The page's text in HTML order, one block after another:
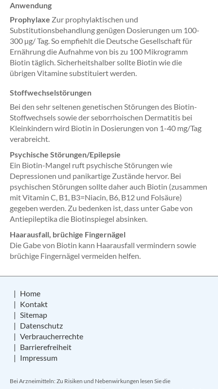
Anwendung
Prophylaxe Zur prophylaktischen und
Substitutionsbehandlung genügen Dosierungen um 100-
300 µg/ Tag. So empfiehlt die Deutsche Gesellschaft für
Ernährung die Aufnahme von bis zu 100 Mikrogramm
Biotin täglich. Sicherheitshalber sollte Biotin wie die
übrigen Vitamine substituiert werden.
Stoffwechselstörungen
Bei den sehr seltenen genetischen Störungen des Biotin-
Stoffwechsels sowie der seborrhoischen Dermatitis bei
Kleinkindern wird Biotin in Dosierungen von 1-40 mg/Tag
verabreicht.
Psychische Störungen/Epilepsie
Ein Biotin-Mangel ruft psychische Störungen wie
Depressionen und panikartige Zustände hervor. Bei
psychischen Störungen sollte daher auch Biotin (zusammen
mit Vitamin C, B1, B3=Niacin, B6, B12 und Folsäure)
gegeben werden. Zu bedenken ist, dass unter Gabe von
Antiepileptika die Biotinspiegel absinken.
Haarausfall, brüchige Fingernägel
Die Gabe von Biotin kann Haarausfall vermindern sowie
brüchige Fingernägel vermeiden helfen.
Home
Kontakt
Sitemap
Datenschutz
Verbraucherrechte
Barrierefreiheit
Impressum
Bei Arzneimitteln: Zu Risiken und Nebenwirkungen lesen Sie die